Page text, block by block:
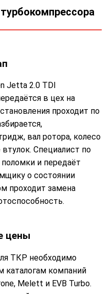
Jetta 2.0 TDI
в цех на
проходит по
вал ротора, колесо
Специалист по
и передаёт
о состоянии
проходит замена
цены
ТКР необходимо
каталогам компаний
Melett и EVB Turbo.